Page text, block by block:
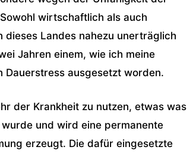
wirtschaftlich als auch
Landes nahezu unerträglich
Jahren einem, wie ich meine
Dauerstress ausgesetzt worden.
der Krankheit zu nutzen, etwas was
und wird eine permanente
erzeugt. Die dafür eingesetzte